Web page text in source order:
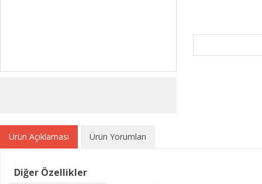
Ürün Açıklaması Ürün Yorumları
Diğer Özellikler